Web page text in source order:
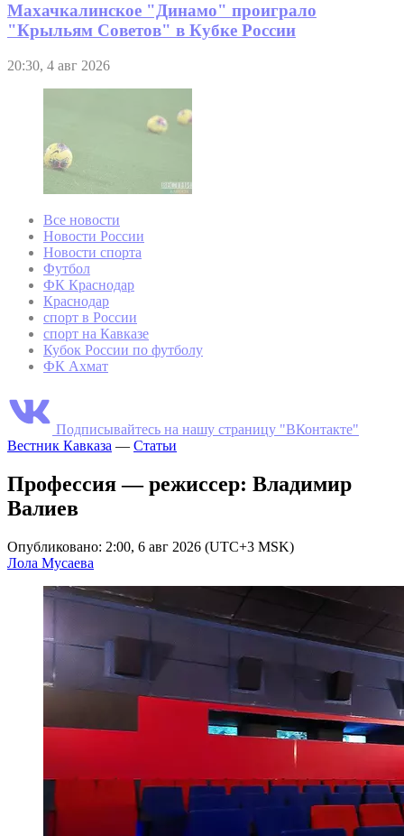
Махачкалинское "Динамо" проиграло
"Крыльям Советов" в Кубке России
20:30, 4 авг 2026
Все новости
Новости России
Новости спорта
Футбол
ФК Краснодар
Краснодар
спорт в России
спорт на Кавказе
Кубок России по футболу
ФК Ахмат
Подписывайтесь на нашу страницу "ВКонтакте"
Вестник Кавказа — Статьи
Профессия — режиссер: Владимир
Валиев
Опубликовано: 2:00, 6 авг 2026 (UTC+3 MSK)
Лола Мусаева